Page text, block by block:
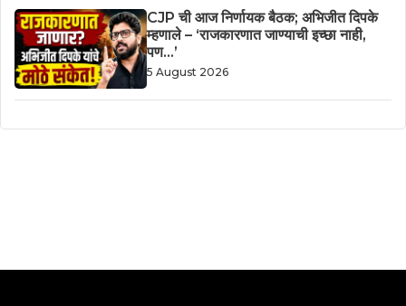
CJP ची आज निर्णायक बैठक; अभिजीत दिपके
म्हणाले – ‘राजकारणात जाण्याची इच्छा नाही,
पण…’
5 August 2026